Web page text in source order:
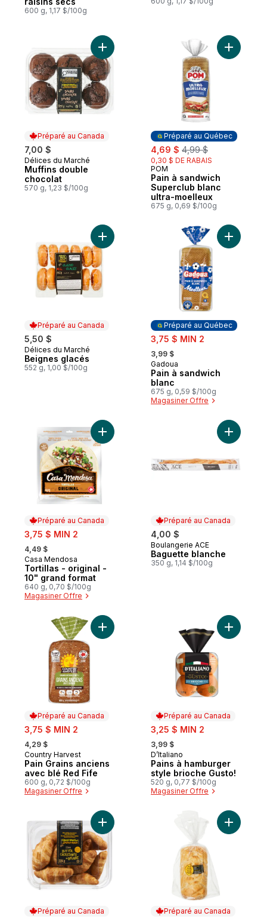
600 g, 1,17 $/100g
Préparé au Canada
7,00 $
Préparé au Canada
Délices du Marché
Muffins double
chocolat
570 g, 1,23 $/100g
Ajouter Muffins double chocolat au panier
Préparé au Québec
sale:
4,69 $ , formerly:
4,99 $
0,30 $ DE RABAIS
Préparé au Québec
POM
Pain à sandwich
Superclub blanc
ultra-moelleux
675 g, 0,69 $/100g
Ajouter
Préparé au Canada
5,50 $
Préparé au Canada
Délices du Marché
Beignes glacés
552 g, 1,00 $/100g
Ajouter Beignes glacés au panier
Préparé au Québec
sale:
3,75 $ MIN 2
, formerly:
3,99 $
Préparé au Québec
Gadoua
Pain à sandwich
blanc
675 g, 0,59 $/100g
Magasiner Offre
Ajouter
Préparé au Canada
sale:
3,75 $ MIN 2
, formerly:
4,49 $
Préparé au Canada
Casa Mendosa
Tortillas - original -
10" grand format
640 g, 0,70 $/100g
Magasiner Offre
Ajouter Tortillas - original - 10" grand
Préparé au Canada
4,00 $
Préparé au Canada
Boulangerie ACE
Baguette blanche
350 g, 1,14 $/100g
Ajouter
Préparé au Canada
sale:
3,75 $ MIN 2
, formerly:
4,29 $
Préparé au Canada
Country Harvest
Pain Grains anciens
avec blé Red Fife
600 g, 0,72 $/100g
Magasiner Offre
Ajouter Pain Grains anciens avec blé
Préparé au Canada
sale:
3,25 $ MIN 2
, formerly:
3,99 $
Préparé au Canada
D’Italiano
Pains à hamburger
style brioche Gusto!
520 g, 0,77 $/100g
Magasiner Offre
Ajouter
Préparé au Canada
Ajouter Mini-croissants au beurre au
Préparé au Canada
Ajouter